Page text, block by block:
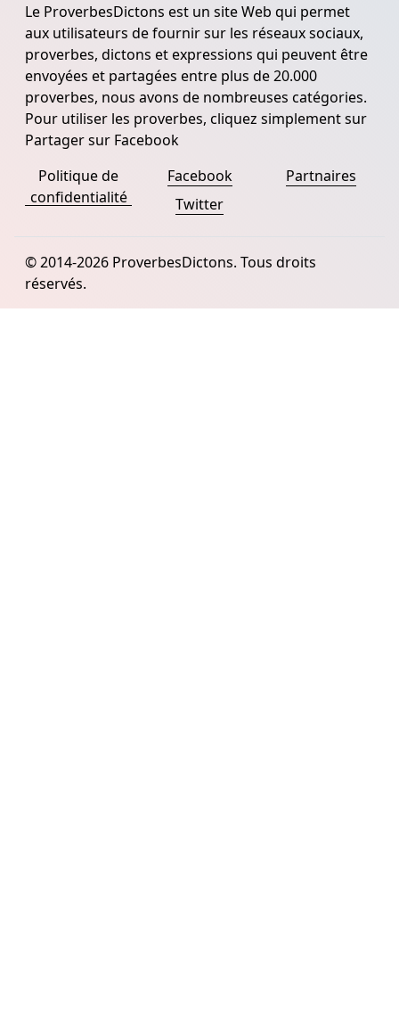
Le ProverbesDictons est un site Web qui permet
aux utilisateurs de fournir sur les réseaux sociaux,
proverbes, dictons et expressions qui peuvent être
envoyées et partagées entre plus de 20.000
proverbes, nous avons de nombreuses catégories.
Pour utiliser les proverbes, cliquez simplement sur
Partager sur Facebook
Politique de
confidentialité
Facebook
Twitter
Partnaires
© 2014-2026 ProverbesDictons. Tous droits
réservés.